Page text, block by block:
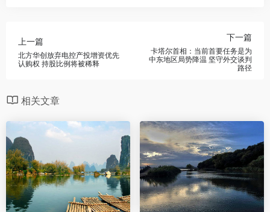
上一篇
北方华创放弃电控产投增资优先
认购权 持股比例将被稀释
下一篇
卡塔尔首相：当前首要任务是为
中东地区局势降温 坚守外交谈判
路径
相关文章